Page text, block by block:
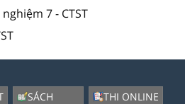
7 - CTST
SÁCH
THI ONLINE